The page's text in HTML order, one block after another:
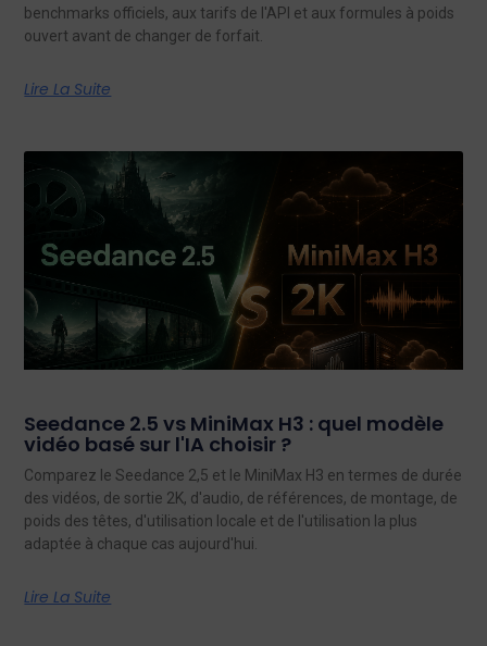
benchmarks officiels, aux tarifs de l'API et aux formules à poids
ouvert avant de changer de forfait.
Lire La Suite
Seedance 2.5 vs MiniMax H3 : quel modèle
vidéo basé sur l'IA choisir ?
Comparez le Seedance 2,5 et le MiniMax H3 en termes de durée
des vidéos, de sortie 2K, d'audio, de références, de montage, de
poids des têtes, d'utilisation locale et de l'utilisation la plus
adaptée à chaque cas aujourd'hui.
Lire La Suite